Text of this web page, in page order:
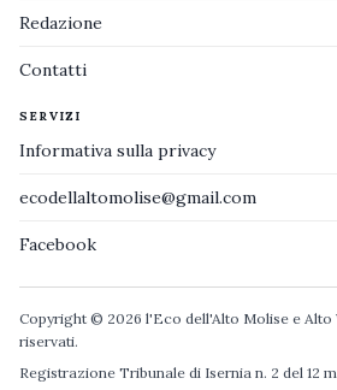
Redazione
Contatti
SERVIZI
Informativa sulla privacy
ecodellaltomolise@gmail.com
Facebook
Copyright © 2026 l'Eco dell'Alto Molise e Alto
riservati.
Registrazione Tribunale di Isernia n. 2 del 12